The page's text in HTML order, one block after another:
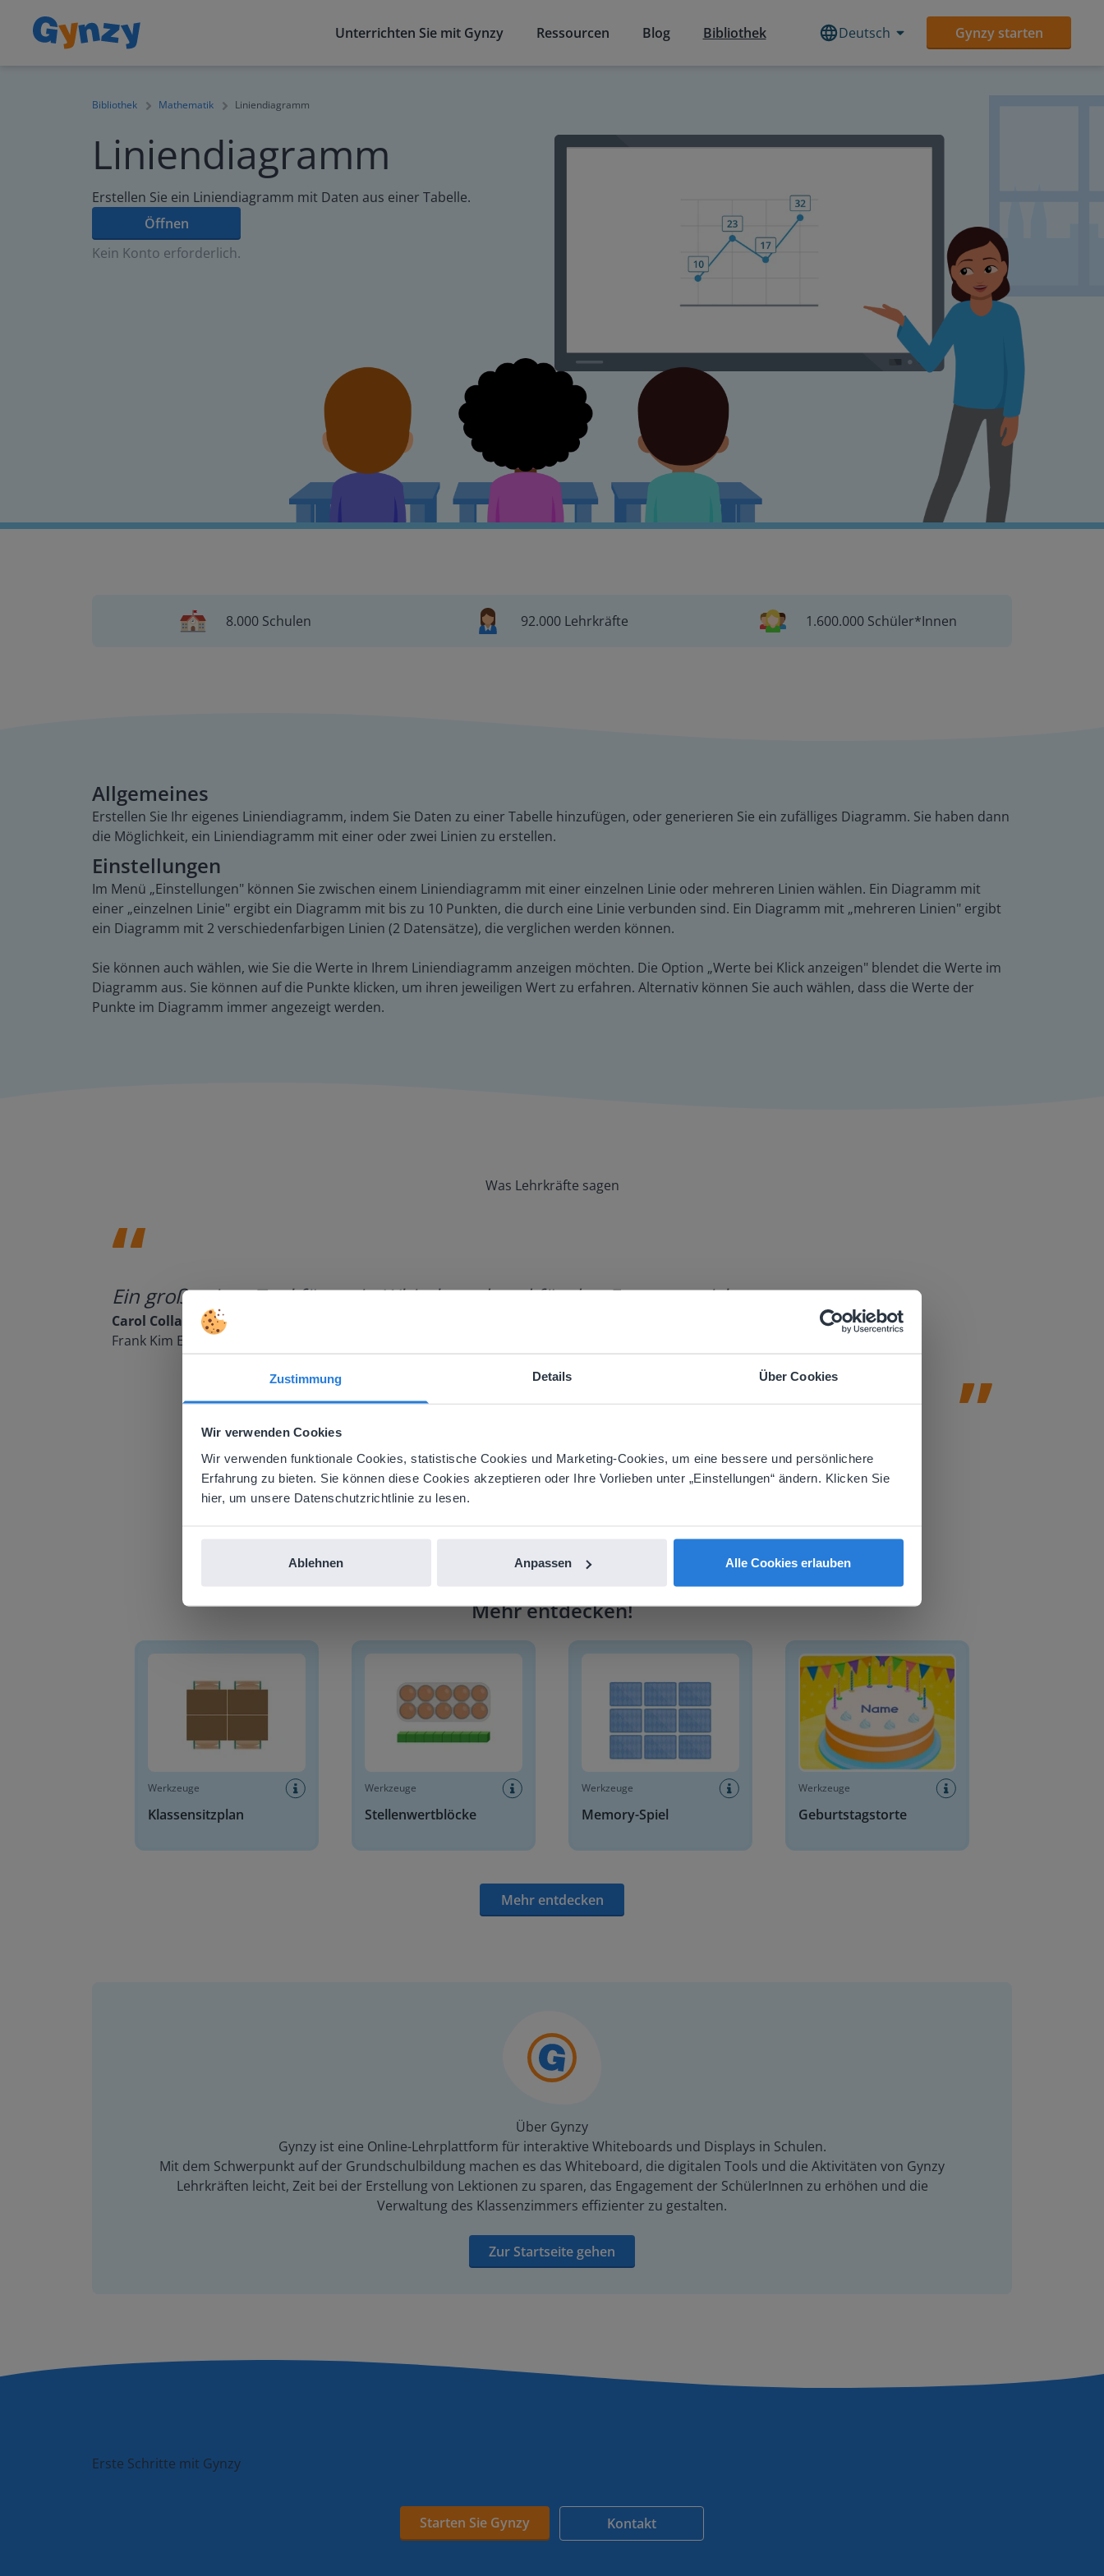
Zustimmung Details Über Cookies
Wir verwenden Cookies
Wir verwenden funktionale Cookies, statistische Cookies und Marketing-Cookies, um eine bessere und persönlichere
Erfahrung zu bieten. Sie können diese Cookies akzeptieren oder Ihre Vorlieben unter „Einstellungen“ ändern. Klicken Sie
hier, um unsere Datenschutzrichtlinie zu lesen.
Ablehnen Anpassen Alle Cookies erlauben
Unterrichten Sie mit Gynzy Ressourcen Blog Bibliothek Deutsch Gynzy starten
Bibliothek Mathematik Liniendiagramm
Liniendiagramm
Erstellen Sie ein Liniendiagramm mit Daten aus einer Tabelle.
Öffnen
Kein Konto erforderlich.
8.000 Schulen 92.000 Lehrkräfte 1.600.000 Schüler*Innen
Allgemeines
Erstellen Sie Ihr eigenes Liniendiagramm, indem Sie Daten zu einer Tabelle hinzufügen, oder generieren Sie ein zufälliges Diagramm. Sie haben dann
die Möglichkeit, ein Liniendiagramm mit einer oder zwei Linien zu erstellen.
Einstellungen
Im Menü „Einstellungen" können Sie zwischen einem Liniendiagramm mit einer einzelnen Linie oder mehreren Linien wählen. Ein Diagramm mit
einer „einzelnen Linie" ergibt ein Diagramm mit bis zu 10 Punkten, die durch eine Linie verbunden sind. Ein Diagramm mit „mehreren Linien" ergibt
ein Diagramm mit 2 verschiedenfarbigen Linien (2 Datensätze), die verglichen werden können.
Sie können auch wählen, wie Sie die Werte in Ihrem Liniendiagramm anzeigen möchten. Die Option „Werte bei Klick anzeigen" blendet die Werte im
Diagramm aus. Sie können auf die Punkte klicken, um ihren jeweiligen Wert zu erfahren. Alternativ können Sie auch wählen, dass die Werte der
Punkte im Diagramm immer angezeigt werden.
Was Lehrkräfte sagen
Ein großartiges Tool für mein Whiteboard und für den Fernunterricht.
Carol Collack
Frank Kim Elementary, Nevada
Mehr entdecken!
Werkzeuge
Klassensitzplan
Werkzeuge
Stellenwertblöcke
Werkzeuge
Memory-Spiel
Werkzeuge
Geburtstagstorte
Mehr entdecken
Über Gynzy
Gynzy ist eine Online-Lehrplattform für interaktive Whiteboards und Displays in Schulen.
Mit dem Schwerpunkt auf der Grundschulbildung machen es das Whiteboard, die digitalen Tools und die Aktivitäten von Gynzy
Lehrkräften leicht, Zeit bei der Erstellung von Lektionen zu sparen, das Engagement der SchülerInnen zu erhöhen und die
Verwaltung des Klassenzimmers effizienter zu gestalten.
Zur Startseite gehen
Erste Schritte mit Gynzy
Starten Sie Gynzy Kontakt
This website doesn't match your location
Based on your location, we think you might prefer to visit our English website.
There you'll find regional content and pricing.
English
Deutsch